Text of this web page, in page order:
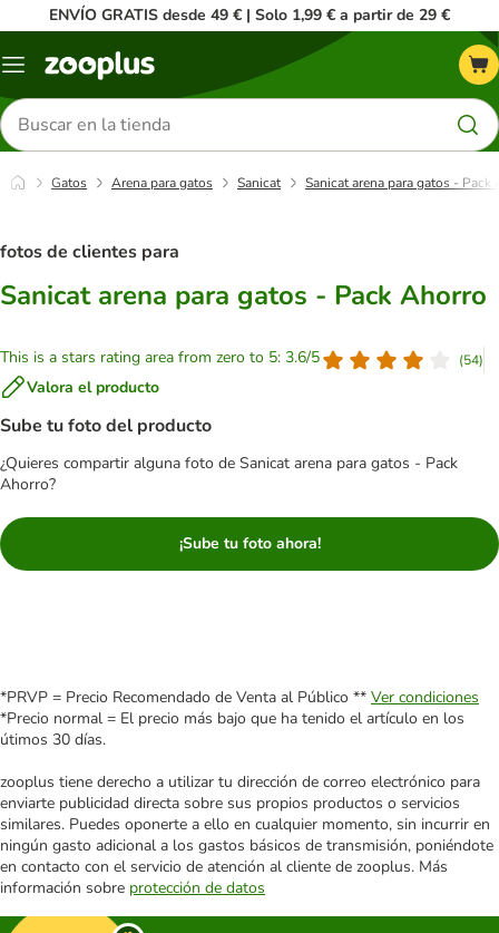
ENVÍO GRATIS desde 49 € | Solo 1,99 € a partir de 29 €
Menú
Buscar
productos
Gatos Arena para gatos Sanicat Sanicat arena para gatos - Pack
fotos de clientes para
Sanicat arena para gatos - Pack Ahorro
This is a stars rating area from zero to 5: 3.6/5 (54)
Valora el producto
Sube tu foto del producto
¿Quieres compartir alguna foto de Sanicat arena para gatos - Pack
Ahorro?
¡Sube tu foto ahora!
*PRVP = Precio Recomendado de Venta al Público ** Ver condiciones
*Precio normal = El precio más bajo que ha tenido el artículo en los
útimos 30 días.
zooplus tiene derecho a utilizar tu dirección de correo electrónico para
enviarte publicidad directa sobre sus propios productos o servicios
similares. Puedes oponerte a ello en cualquier momento, sin incurrir en
ningún gasto adicional a los gastos básicos de transmisión, poniéndote
en contacto con el servicio de atención al cliente de zooplus. Más
información sobre protección de datos